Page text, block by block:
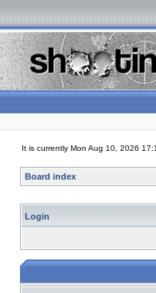
It is currently Mon Aug 10, 2026
Board index
Login